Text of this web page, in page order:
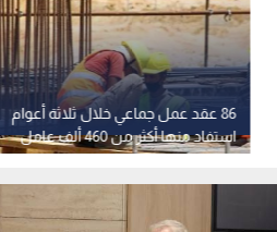
86 عقد عمل جماعي خلال ثلاثة أعوام
استفاد منها أكثر من 460 ألف عامل
وعاملة